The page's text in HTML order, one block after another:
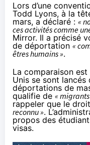
Lors d’une
Todd Lyons, à la
mars, a déclaré : «
ces activités comme
Mirror. Il a précisé
de déportation «
êtres humains ».
La comparaison
Unis se sont
déportations de
qualifie de «
rappeler que le
reconnu ».
propos des
visas.